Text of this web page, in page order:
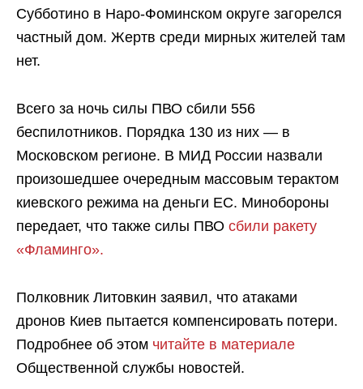
Субботино в Наро-Фоминском округе загорелся
частный дом. Жертв среди мирных жителей там
нет.
Всего за ночь силы ПВО сбили 556
беспилотников. Порядка 130 из них — в
Московском регионе. В МИД России назвали
произошедшее очередным массовым терактом
киевского режима на деньги ЕС. Минобороны
передает, что также силы ПВО сбили ракету
«Фламинго».
Полковник Литовкин заявил, что атаками
дронов Киев пытается компенсировать потери.
Подробнее об этом читайте в материале
Общественной службы новостей.